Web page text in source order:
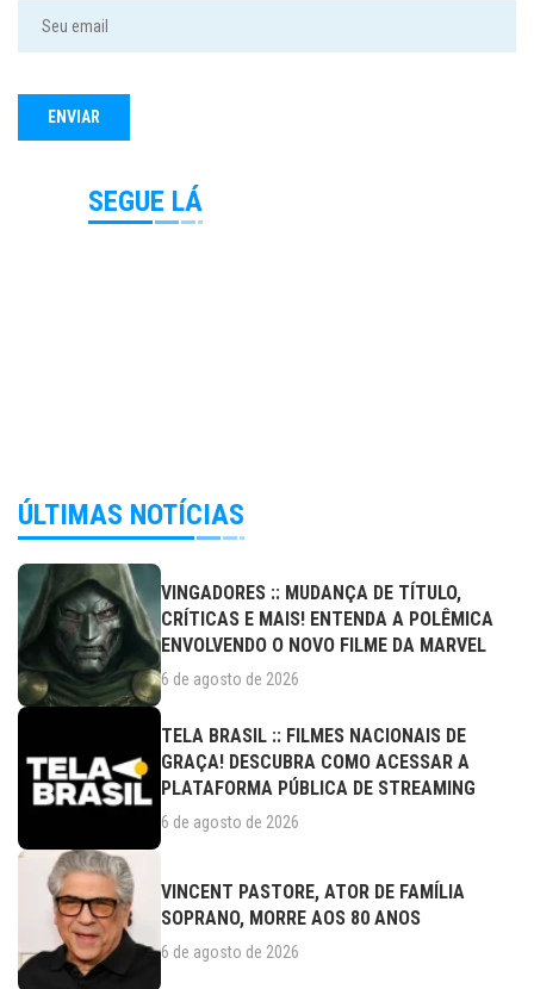
SEGUE LÁ
ÚLTIMAS NOTÍCIAS
VINGADORES :: MUDANÇA DE TÍTULO,
CRÍTICAS E MAIS! ENTENDA A POLÊMICA
ENVOLVENDO O NOVO FILME DA MARVEL
6 de agosto de 2026
TELA BRASIL :: FILMES NACIONAIS DE
GRAÇA! DESCUBRA COMO ACESSAR A
PLATAFORMA PÚBLICA DE STREAMING
6 de agosto de 2026
VINCENT PASTORE, ATOR DE FAMÍLIA
SOPRANO, MORRE AOS 80 ANOS
6 de agosto de 2026